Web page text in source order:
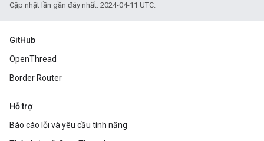
Cập nhật lần gần đây nhất: 2024-04-11 UTC.
GitHub
OpenThread
Border Router
Hỗ trợ
Báo cáo lỗi và yêu cầu tính năng